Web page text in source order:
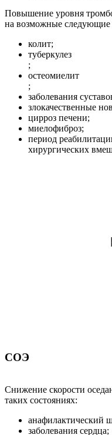
Повышение уровня
на возможные следующие
колит;
туберкулез
;
остеомиелит
;
заболевания
злокачественные
цирроз печени;
миелофиброз;
период
хирургических
СОЭ
Снижение скорости
таких состояниях:
анафилактический
заболевания сердца;